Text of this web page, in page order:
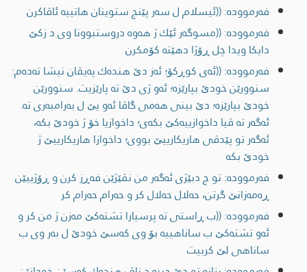
فەرموودە: ((ئيسلام ل سه‌ر پێنج ستوینان هاتییه‌ ئاڤاكرن
فەرموودە: ((مسوگه‌ر ئێك ژ هه‌وه‌ دروستبوونا وی د زکێ
دایکا ویدا چل ڕۆژا دهێتە كۆمكرن
فەرموودە: ((ئه‌ی كوڕكۆ؛ ئه‌ز دێ هنده‌ك په‌یڤان نیشا ته‌ده‌م:
سنوورێن خودێ بپارێزه؛‌ ئه‌و ژی دێ ته‌ پارێزیت. سنوورێن
خودێ بپارێزه؛‌ دێ بینی هه‌می گاڤا ئه‌و یێ ل به‌رامبه‌ری ته‌.
ئه‌گه‌ر ته‌ ڤیا داخوازییه‌كێ بكه‌ی؛ داخوازیا خۆ ژ خودێ بكه‌،
ئه‌گه‌ر تو پێدڤی هاریكارییێ بووی؛ داخوازا هاریكارییێ ژ
خودێ بكه‌
فەرموودە: تو چ دبێژی ئەگەر من نڤێژێن فەڕز کرن و ڕۆژییێن
ڕەمەزانێ گرتن، حەلال حەلال کر و حەرام حەرام کر
فەرموودە: ((ب ڕاستی ته‌ پرسیارا تشته‌كێ مه‌زن ژ من كر و
ئه‌و تشته‌كێ ب ساناهییه‌ بۆ وی كه‌سێ خودێ ل به‌ر وی ب
ساناهی لێ كربیت